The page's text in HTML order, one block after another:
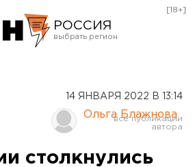
РОССИЯ
Курган
Оренбург
[18+]
14 ЯНВАРЯ 2022 В 13:14
Ольга Блажнова
столкнулись